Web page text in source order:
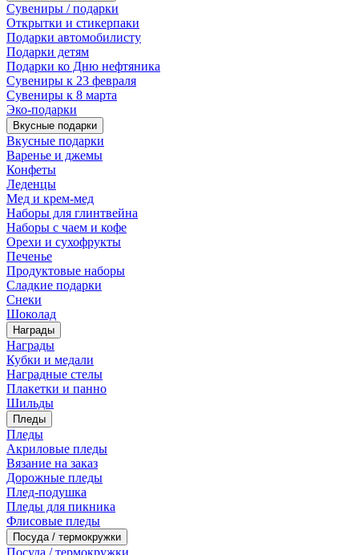
Сувениры / подарки
Открытки и стикерпаки
Подарки автомобилисту
Подарки детям
Подарки ко Дню нефтяника
Сувениры к 23 февраля
Сувениры к 8 марта
Эко-подарки
Вкусные подарки
Вкусные подарки
Варенье и джемы
Конфеты
Леденцы
Мед и крем-мед
Наборы для глинтвейна
Наборы с чаем и кофе
Орехи и сухофрукты
Печенье
Продуктовые наборы
Сладкие подарки
Снеки
Шоколад
Награды
Награды
Кубки и медали
Наградные стелы
Плакетки и панно
Шильды
Пледы
Пледы
Акриловые пледы
Вязание на заказ
Дорожные пледы
Плед-подушка
Пледы для пикника
Флисовые пледы
Посуда / термокружки
Посуда / термокружки